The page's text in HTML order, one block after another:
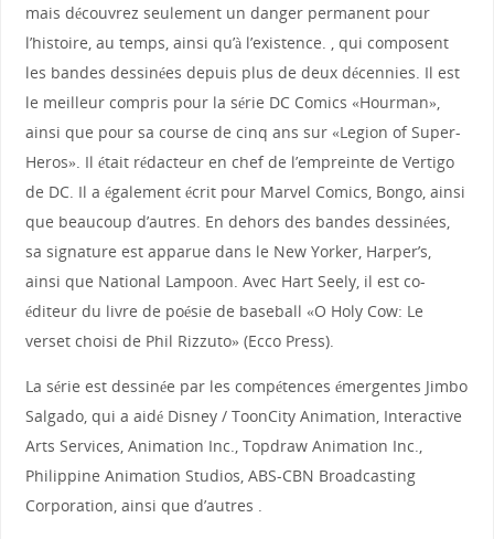
mais découvrez seulement un danger permanent pour
l’histoire, au temps, ainsi qu’à l’existence. , qui composent
les bandes dessinées depuis plus de deux décennies. Il est
le meilleur compris pour la série DC Comics «Hourman»,
ainsi que pour sa course de cinq ans sur «Legion of Super-
Heros». Il était rédacteur en chef de l’empreinte de Vertigo
de DC. Il a également écrit pour Marvel Comics, Bongo, ainsi
que beaucoup d’autres. En dehors des bandes dessinées,
sa signature est apparue dans le New Yorker, Harper’s,
ainsi que National Lampoon. Avec Hart Seely, il est co-
éditeur du livre de poésie de baseball «O Holy Cow: Le
verset choisi de Phil Rizzuto» (Ecco Press).
La série est dessinée par les compétences émergentes Jimbo
Salgado, qui a aidé Disney / ToonCity Animation, Interactive
Arts Services, Animation Inc., Topdraw Animation Inc.,
Philippine Animation Studios, ABS-CBN Broadcasting
Corporation, ainsi que d’autres .